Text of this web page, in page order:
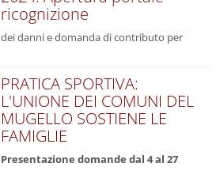
ricognizione
dei danni e domanda di contributo per
PRATICA SPORTIVA:
L'UNIONE DEI COMUNI DEL
MUGELLO SOSTIENE LE
FAMIGLIE
Presentazione domande dal 4 al 27